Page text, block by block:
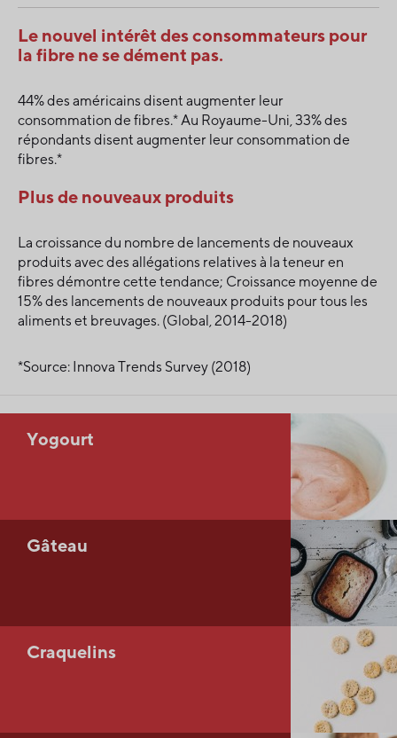
Le nouvel intérêt des consommateurs pour
la fibre ne se dément pas.
44% des américains disent augmenter leur
consommation de fibres.* Au Royaume-Uni, 33% des
répondants disent augmenter leur consommation de
fibres.*
Plus de nouveaux produits
La croissance du nombre de lancements de nouveaux
produits avec des allégations relatives à la teneur en
fibres démontre cette tendance; Croissance moyenne de
15% des lancements de nouveaux produits pour tous les
aliments et breuvages. (Global, 2014-2018)
*Source: Innova Trends Survey (2018)
Yogourt
Gâteau
Craquelins